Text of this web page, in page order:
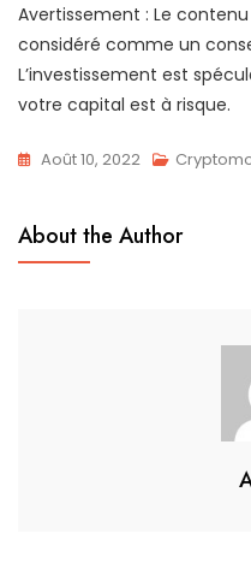
Avertissement : Le
considéré comme un
L’investissement est
votre capital est à risque.
Août 10, 2022
About the Author